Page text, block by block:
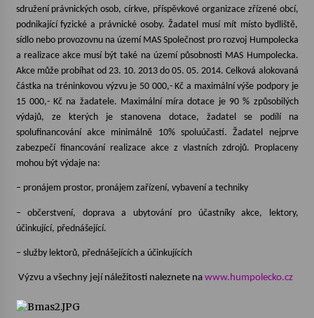
Letní koncerty ve Stromovce: Kolchoz a
Jenakaši
28. 7. 2026
23. 7. 2026
Letní koncerty ve Stromovce: Rufus Miller
17. 7. 2026
sdružení právnických osob, církve, příspěvkové organizace zřízené obcí,
podnikající fyzické a právnické osoby. Žadatel musí mít místo bydliště,
sídlo nebo provozovnu na území MAS Společnost pro rozvoj Humpolecka
a realizace akce musí být také na území působnosti MAS Humpolecka.
Akce může probíhat od 23. 10. 2013 do 05. 05. 2014. Celková alokovaná
částka na tréninkovou výzvu je 50 000,- Kč a maximální výše podpory je
15 000,- Kč na žadatele. Maximální míra dotace je 90 % způsobilých
výdajů, ze kterých je stanovena dotace, žadatel se podílí na
spolufinancování akce minimálně 10% spoluúčastí. Žadatel nejprve
zabezpečí financování realizace akce z vlastních zdrojů. Proplaceny
mohou být výdaje na:
– pronájem prostor, pronájem zařízení, vybavení a techniky
– občerstvení, doprava a ubytování pro účastníky akce, lektory,
účinkující, přednášející.
– služby lektorů, přednášejících a účinkujících
Výzvu a všechny její náležitosti naleznete na www.humpolecko.cz